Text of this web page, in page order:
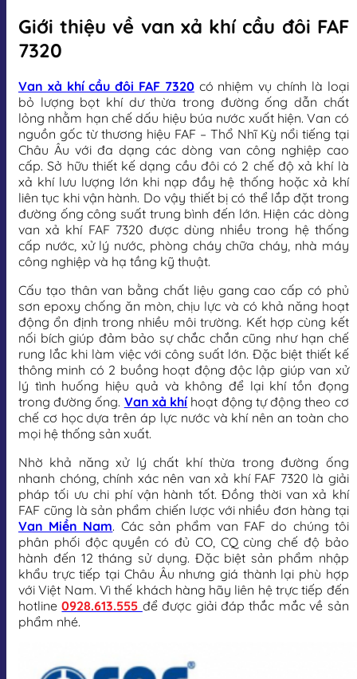
Giới thiệu về van xả khí cầu đôi FAF
7320
Van xả khí cầu đôi FAF 7320có nhiệm vụ chính là loại
bỏ lượng bọt khí dư thừa trong đường ống dẫn chất
lỏng nhằm hạn chế dấu hiệu búa nước xuất hiện. Van có
nguồn gốc từ thương hiệu FAF – Thổ Nhĩ Kỳ nổi tiếng tại
Châu Âu với đa dạng các dòng van công nghiệp cao
cấp. Sở hữu thiết kế dạng cầu đôi có 2 chế độ xả khí là
xả khí lưu lượng lớn khi nạp đầy hệ thống hoặc xả khí
liên tục khi vận hành. Do vậy thiết bị có thể lắp đặt trong
đường ống công suất trung bình đến lớn. Hiện các dòng
van xả khí FAF 7320 được dùng nhiều trong hệ thống
cấp nước, xử lý nước, phòng cháy chữa cháy, nhà máy
công nghiệp và hạ tầng kỹ thuật.
Cấu tạo thân van bằng chất liệu gang cao cấp có phủ
sơn epoxy chống ăn mòn, chịu lực và có khả năng hoạt
động ổn định trong nhiều môi trường. Kết hợp cùng kết
nối bích giúp đảm bảo sự chắc chắn cũng như hạn chế
rung lắc khi làm việc với công suất lớn. Đặc biệt thiết kế
thông minh có 2 buồng hoạt động độc lập giúp van xử
lý tình huống hiệu quả và không để lại khí tồn đọng
trong đường ống. Van xả khí hoạt động tự động theo cơ
chế cơ học dựa trên áp lực nước và khí nên an toàn cho
mọi hệ thống sản xuất.
Nhờ khả năng xử lý chất khí thừa trong đường ống
nhanh chóng, chính xác nên van xả khí FAF 7320 là giải
pháp tối ưu chi phí vận hành tốt. Đồng thời van xả khí
FAF cũng là sản phẩm chiến lược với nhiều đơn hàng tại
Van Miền Nam. Các sản phẩm van FAF do chúng tôi
phân phối độc quyền có đủ CO, CQ cùng chế độ bảo
hành đến 12 tháng sử dụng. Đặc biệt sản phẩm nhập
khẩu trực tiếp tại Châu Âu nhưng giá thành lại phù hợp
với Việt Nam. Vì thế khách hàng hãy liên hệ trực tiếp đến
hotline0928.613.555 để được giải đáp thắc mắc về sản
phẩm nhé.